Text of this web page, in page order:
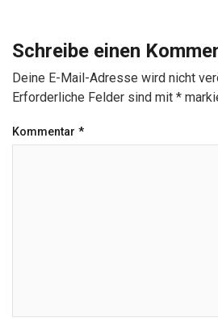
Schreibe einen
Deine E-Mail-Adresse wird nicht
Erforderliche Felder sind mit *
Kommentar *